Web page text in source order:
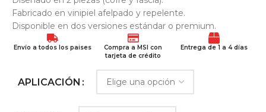
Fabricado en vinipiel afelpado y repelente.
Disponible en dos versiones estándar o premium.
Envío a todos los paises
Compra a MSI con
tarjeta de crédito
Entrega de 1 a 4 días
APLICACIÓN